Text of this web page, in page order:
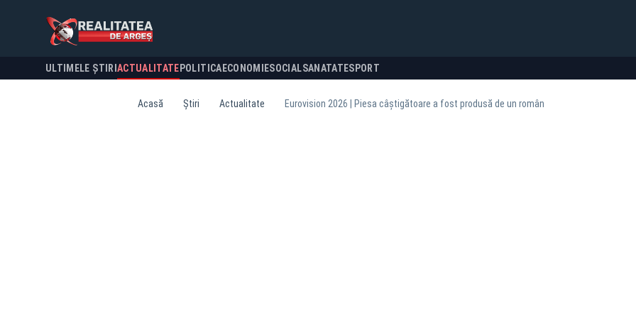
ULTIMELE ȘTIRI ACTUALITATE POLITICA ECONOMIESOCIALSANATATESPORT
Acasă Știri Actualitate Eurovision 2026 | Piesa câștigătoare a fost produsă de un român